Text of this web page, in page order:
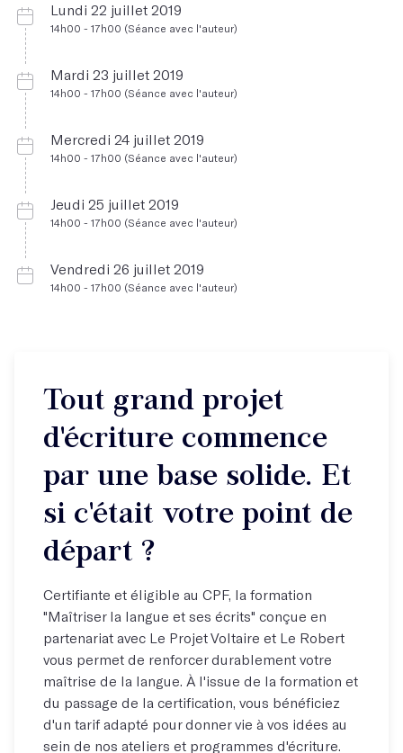
Lundi 22 juillet 2019
14h00 - 17h00 (Séance avec l'auteur)
Mardi 23 juillet 2019
14h00 - 17h00 (Séance avec l'auteur)
Mercredi 24 juillet 2019
14h00 - 17h00 (Séance avec l'auteur)
Jeudi 25 juillet 2019
14h00 - 17h00 (Séance avec l'auteur)
Vendredi 26 juillet 2019
14h00 - 17h00 (Séance avec l'auteur)
Tout grand projet
d'écriture commence
par une base solide. Et
si c'était votre point de
départ ?
Certifiante et éligible au CPF, la formation
"Maîtriser la langue et ses écrits" conçue en
partenariat avec Le Projet Voltaire et Le Robert
vous permet de renforcer durablement votre
maîtrise de la langue. À l'issue de la formation et
du passage de la certification, vous bénéficiez
d'un tarif adapté pour donner vie à vos idées au
sein de nos ateliers et programmes d'écriture.